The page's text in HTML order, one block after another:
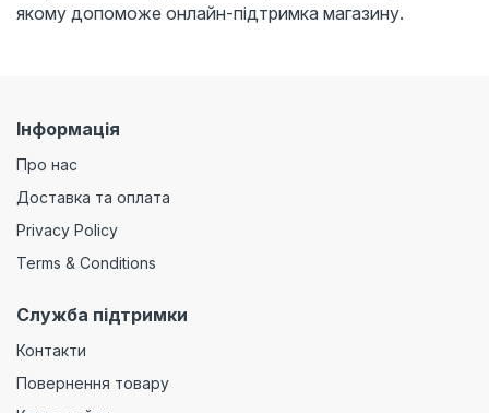
якому допоможе онлайн-підтримка магазину.
Інформація
Про нас
Доставка та оплата
Privacy Policy
Terms & Conditions
Служба підтримки
Контакти
Повернення товару